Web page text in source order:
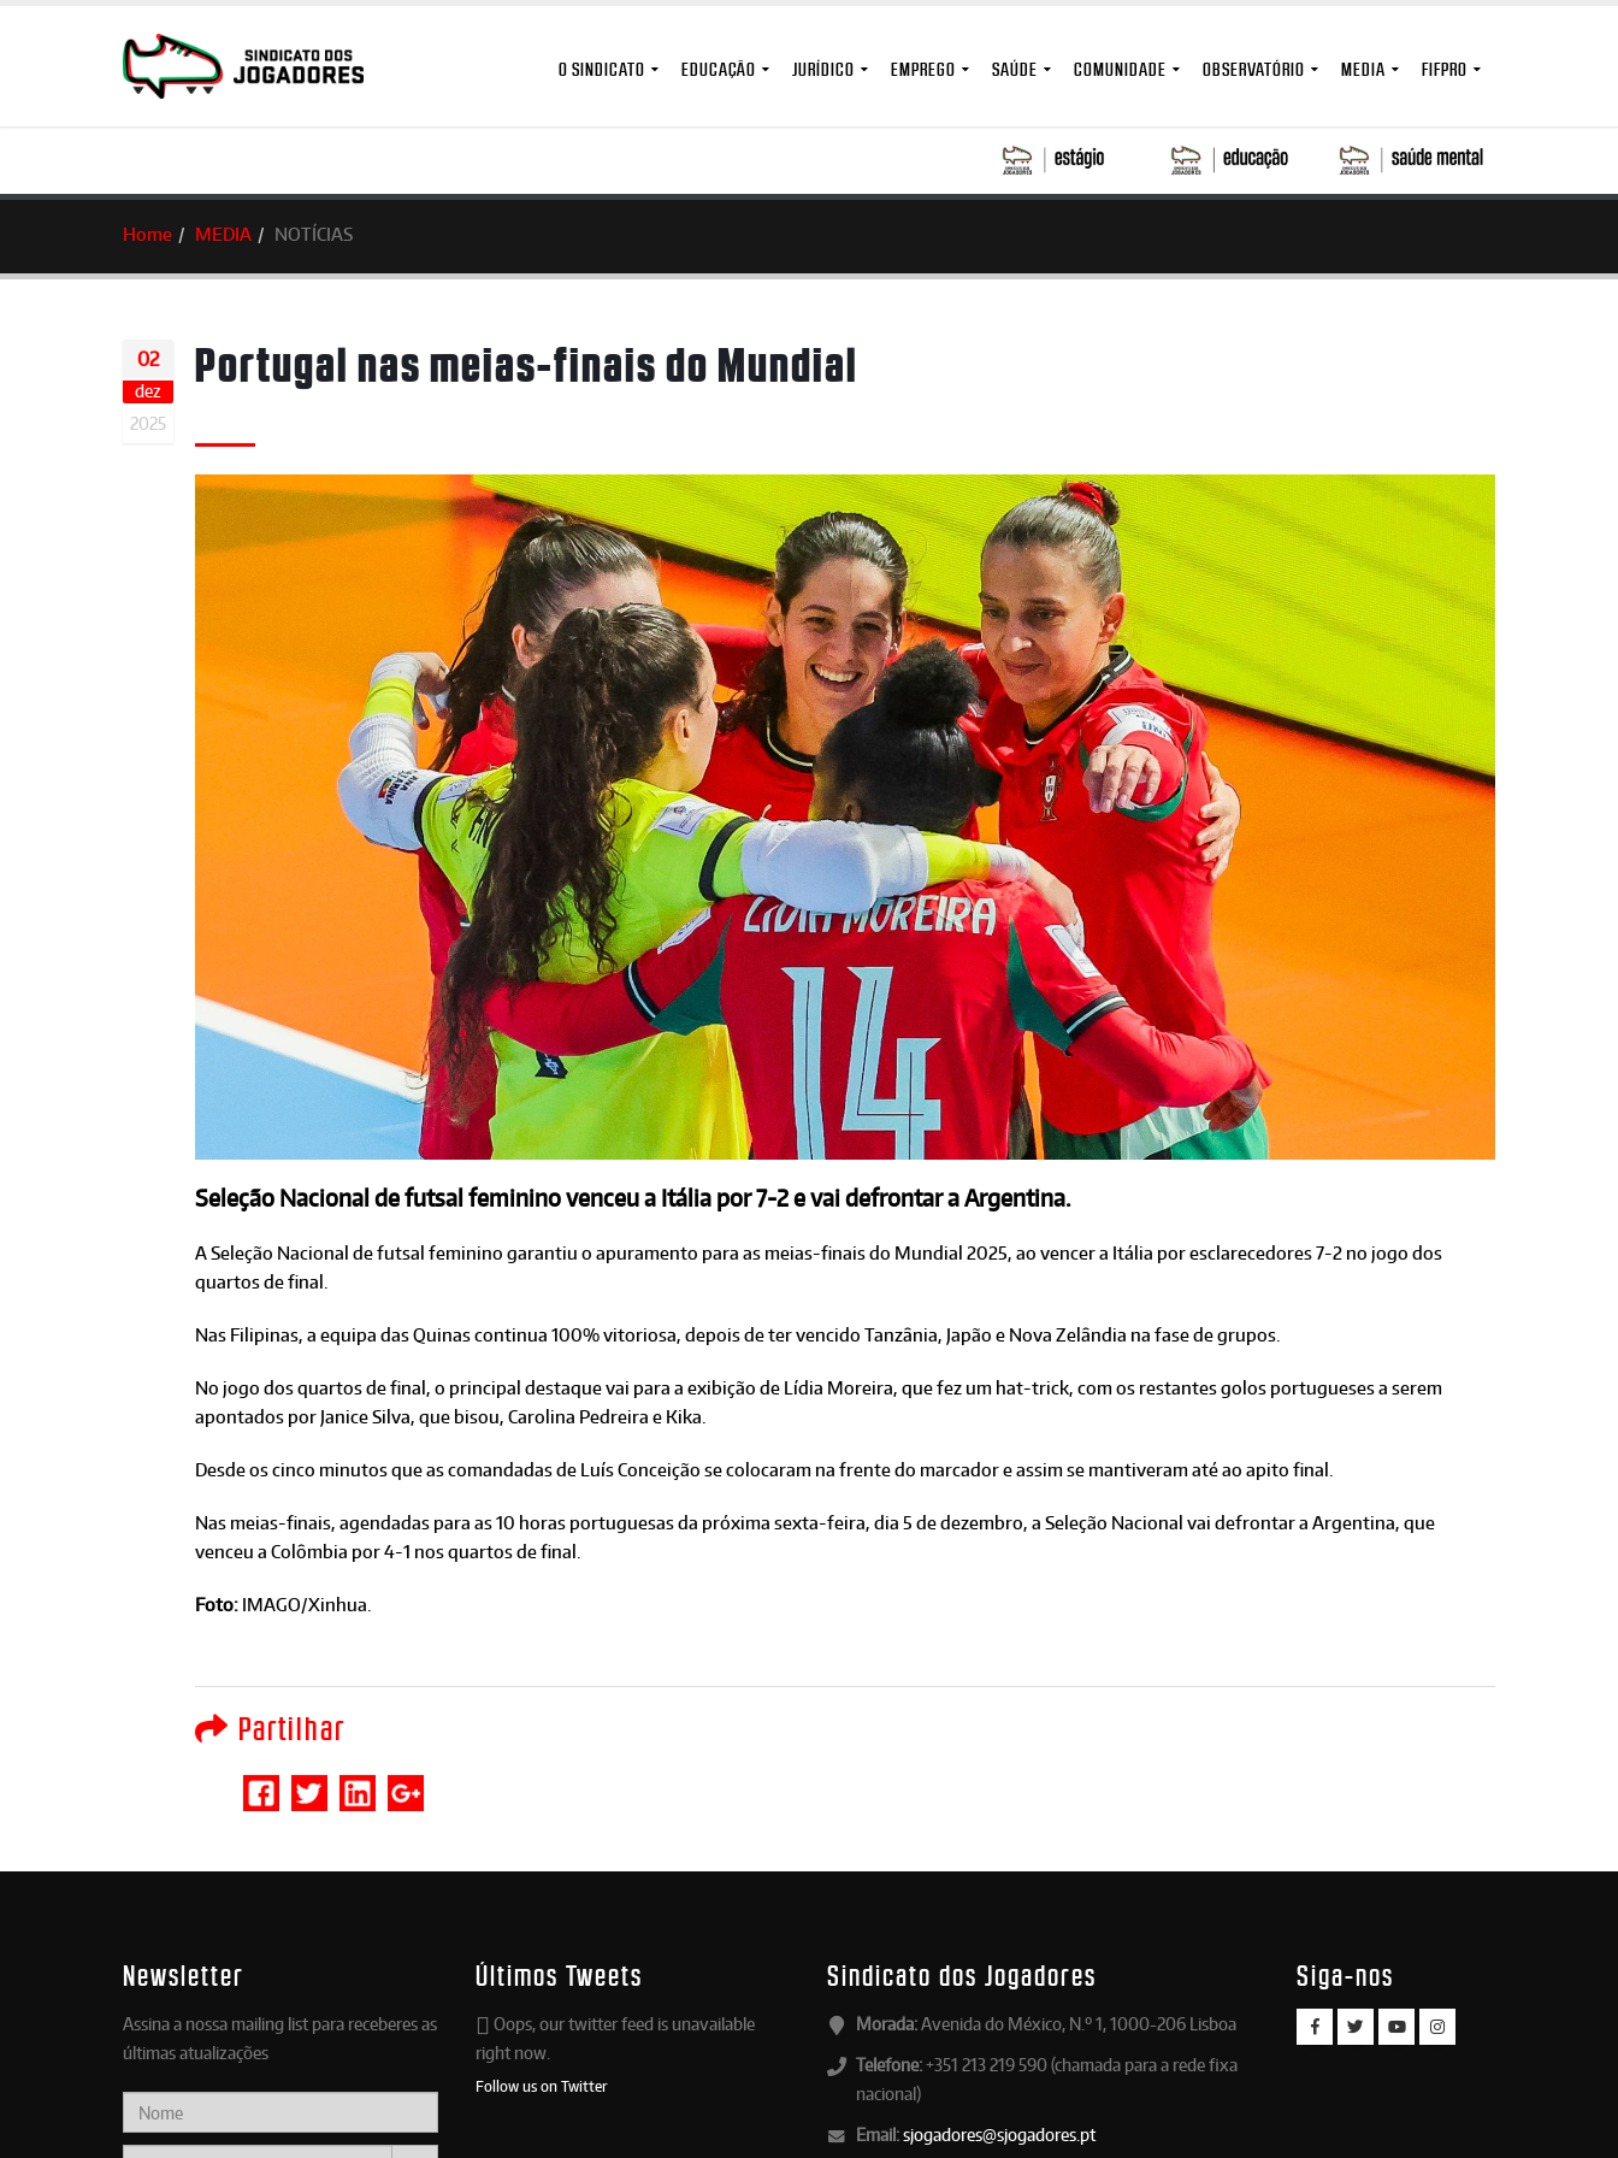
O SINDICATO EDUCAÇÃO JURÍDICO EMPREGO SAÚDE COMUNIDADE OBSERVATÓRIO MEDIA FIFPRO
Home MEDIA NOTÍCIAS
02
dez
2025
Portugal nas meias-finais do Mundial
Seleção Nacional de futsal feminino venceu a Itália por 7-2 e vai defrontar a Argentina.
A Seleção Nacional de futsal feminino garantiu o apuramento para as meias-finais do Mundial 2025, ao vencer a Itália por esclarecedores 7-2 no jogo dos
quartos de final.
Nas Filipinas, a equipa das Quinas continua 100% vitoriosa, depois de ter vencido Tanzânia, Japão e Nova Zelândia na fase de grupos.
No jogo dos quartos de final, o principal destaque vai para a exibição de Lídia Moreira, que fez um hat-trick, com os restantes golos portugueses a serem
apontados por Janice Silva, que bisou, Carolina Pedreira e Kika.
Desde os cinco minutos que as comandadas de Luís Conceição se colocaram na frente do marcador e assim se mantiveram até ao apito final.
Nas meias-finais, agendadas para as 10 horas portuguesas da próxima sexta-feira, dia 5 de dezembro, a Seleção Nacional vai defrontar a Argentina, que
venceu a Colômbia por 4-1 nos quartos de final.
Foto: IMAGO/Xinhua.
Partilhar
Newsletter
Assina a nossa mailing list para receberes as
últimas atualizações
Últimos Tweets
Oops, our twitter feed is unavailable
right now.
Follow us on Twitter
Sindicato dos Jogadores
Morada:Avenida do México, N.º 1, 1000-206 Lisboa
Telefone:+351 213 219 590 (chamada para a rede fixa
nacional)
Email:sjogadores@sjogadores.pt
Siga-nos